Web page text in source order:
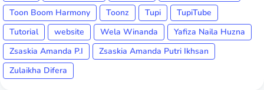
Toon Boom Harmony
Toonz Tupi
TupiTube
Tutorial
website Wela Winanda
Yafiza Naila Huzna
Zsaskia Amanda P.I
Zsaskia Amanda Putri Ikhsan
Zulaikha Difera